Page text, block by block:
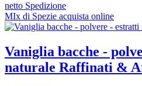
netto Spedizione
MIx di Spezie acquista online
Vaniglia bacche -
naturale Raffinati &